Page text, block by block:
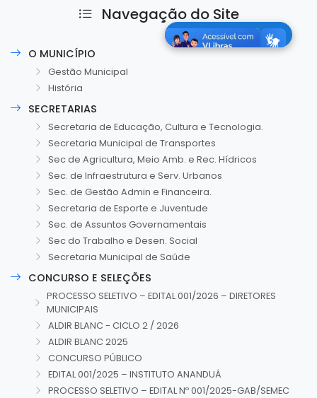
Navegação do Site
O MUNICÍPIO
Gestão Municipal
História
SECRETARIAS
Secretaria de Educação, Cultura e Tecnologia.
Secretaria Municipal de Transportes
Sec de Agricultura, Meio Amb. e Rec. Hídricos
Sec. de Infraestrutura e Serv. Urbanos
Sec. de Gestão Admin e Financeira.
Secretaria de Esporte e Juventude
Sec. de Assuntos Governamentais
Sec do Trabalho e Desen. Social
Secretaria Municipal de Saúde
CONCURSO E SELEÇÕES
PROCESSO SELETIVO – EDITAL 001/2026 – DIRETORES
MUNICIPAIS
ALDIR BLANC - CICLO 2 / 2026
ALDIR BLANC 2025
CONCURSO PÚBLICO
EDITAL 001/2025 – INSTITUTO ANANDUÁ
PROCESSO SELETIVO – EDITAL Nº 001/2025-GAB/SEMEC